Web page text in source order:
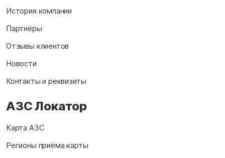
История компании
Партнёры
Отзывы клиентов
Новости
Контакты и реквизиты
АЗС Локатор
Карта АЗС
Регионы приёма карты